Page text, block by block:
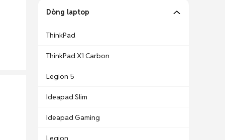
Dòng laptop
ThinkPad
ThinkPad X1 Carbon
Legion 5
Ideapad Slim
Ideapad Gaming
Legion